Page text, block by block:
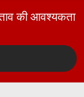
की आवश्यकता